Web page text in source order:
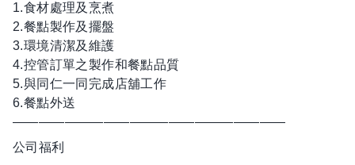
1.食材處理及烹煮
2.餐點製作及擺盤
3.環境清潔及維護
4.控管訂單之製作和餐點品質
5.與同仁一同完成店舖工作
6.餐點外送
—————————————————————
公司福利